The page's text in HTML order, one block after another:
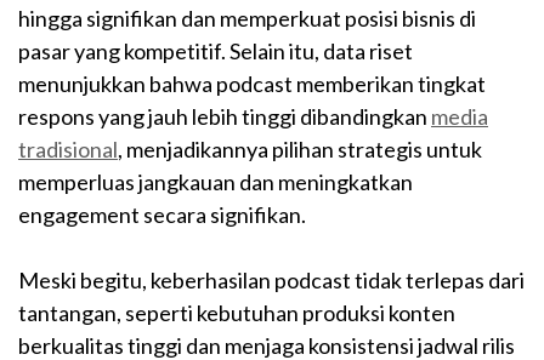
hingga signifikan dan memperkuat posisi bisnis di
pasar yang kompetitif. Selain itu, data riset
menunjukkan bahwa podcast memberikan tingkat
respons yang jauh lebih tinggi dibandingkan media
tradisional, menjadikannya pilihan strategis untuk
memperluas jangkauan dan meningkatkan
engagement secara signifikan.
Meski begitu, keberhasilan podcast tidak terlepas dari
tantangan, seperti kebutuhan produksi konten
berkualitas tinggi dan menjaga konsistensi jadwal rilis